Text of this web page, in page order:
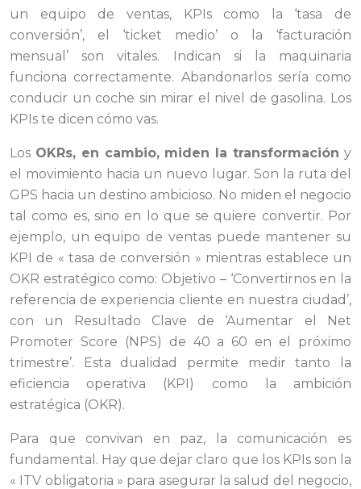
un equipo de ventas, KPIs como la ‘tasa de
conversión’, el ‘ticket medio’ o la ‘facturación
mensual’ son vitales. Indican si la maquinaria
funciona correctamente. Abandonarlos sería como
conducir un coche sin mirar el nivel de gasolina. Los
KPIs te dicen cómo vas.
Los OKRs, en cambio, miden la transformación y
el movimiento hacia un nuevo lugar. Son la ruta del
GPS hacia un destino ambicioso. No miden el negocio
tal como es, sino en lo que se quiere convertir. Por
ejemplo, un equipo de ventas puede mantener su
KPI de « tasa de conversión » mientras establece un
OKR estratégico como: Objetivo – ‘Convertirnos en la
referencia de experiencia cliente en nuestra ciudad’,
con un Resultado Clave de ‘Aumentar el Net
Promoter Score (NPS) de 40 a 60 en el próximo
trimestre’. Esta dualidad permite medir tanto la
eficiencia operativa (KPI) como la ambición
estratégica (OKR).
Para que convivan en paz, la comunicación es
fundamental. Hay que dejar claro que los KPIs son la
« ITV obligatoria » para asegurar la salud del negocio,